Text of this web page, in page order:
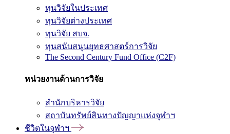
ทุนวิจัยในประเทศ
ทุนวิจัยต่างประเทศ
ทุนวิจัย สบจ.
ทุนสนับสนุนยุทธศาสตร์การวิจัย
The Second Century Fund Office (C2F)
หน่วยงานด้านการวิจัย
สำนักบริหารวิจัย
สถาบันทรัพย์สินทางปัญญาแห่งจุฬาฯ
ชีวิตในจุฬาฯ